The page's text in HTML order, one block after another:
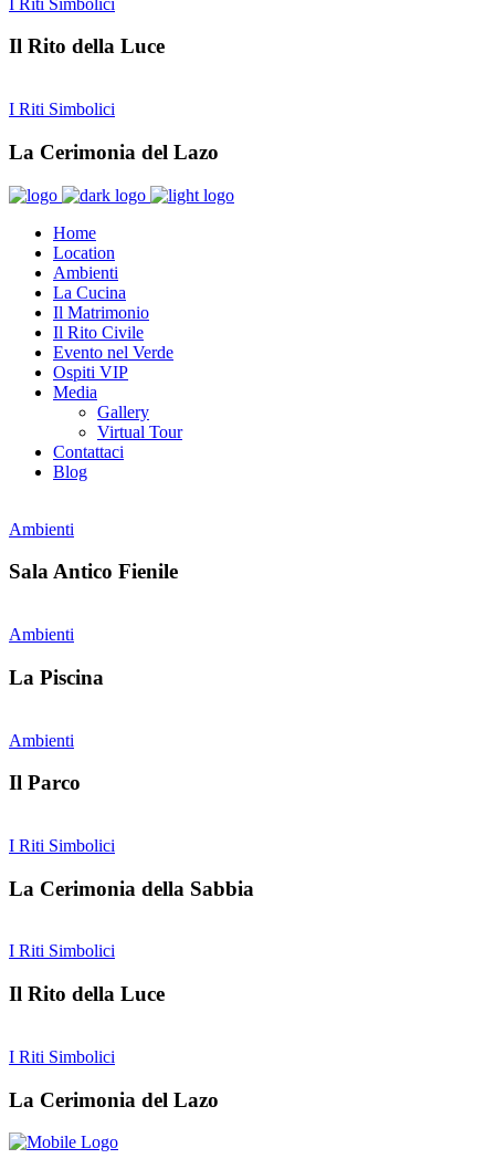
Il Rito della Luce
I Riti Simbolici
La Cerimonia del Lazo
Home
Location
Ambienti
La Cucina
Il Matrimonio
Il Rito Civile
Evento nel Verde
Ospiti VIP
Media
Gallery
Virtual Tour
Contattaci
Blog
Ambienti
Sala Antico Fienile
Ambienti
La Piscina
Ambienti
Il Parco
I Riti Simbolici
La Cerimonia della Sabbia
I Riti Simbolici
Il Rito della Luce
I Riti Simbolici
La Cerimonia del Lazo